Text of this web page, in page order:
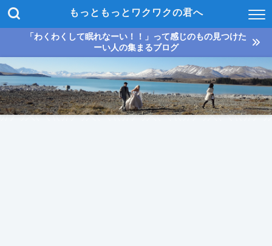
もっともっとワクワクの君へ
「わくわくして眠れなーい！！」って感じのもの見つけた
ーい人の集まるブログ